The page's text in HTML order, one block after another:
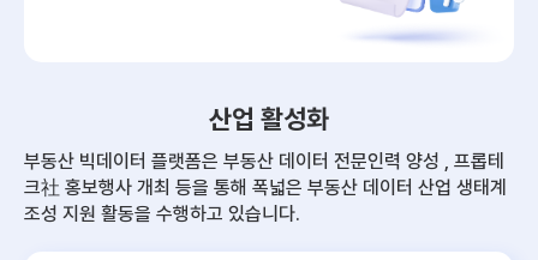
산업 활성화
부동산 빅데이터 플랫폼은 부동산 데이터 전문인력 양성 , 프롭테
크社 홍보행사 개최 등을 통해 폭넓은 부동산 데이터 산업 생태계
조성 지원 활동을 수행하고 있습니다.